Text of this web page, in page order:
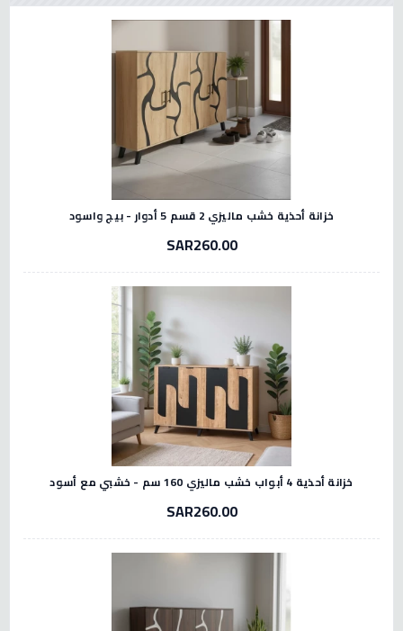
خزانة أحذية خشب ماليزي 2 قسم 5 أدوار - بيج واسود
SAR260.00
خزانة أحذية 4 أبواب خشب ماليزي 160 سم - خشبي مع أسود
SAR260.00